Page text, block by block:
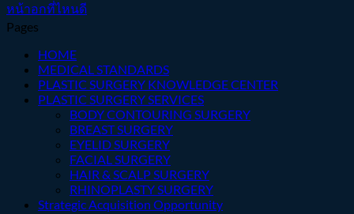
หน้าอกที่ไหนดี
Pages
HOME
MEDICAL STANDARDS
PLASTIC SURGERY KNOWLEDGE CENTER
PLASTIC SURGERY SERVICES
BODY CONTOURING SURGERY
BREAST SURGERY
EYELID SURGERY
FACIAL SURGERY
HAIR & SCALP SURGERY
RHINOPLASTY SURGERY
Strategic Acquisition Opportunity